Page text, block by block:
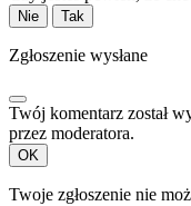
Nie Tak
Zgłoszenie wysłane
Twój komentarz został
przez moderatora.
OK
Twoje zgłoszenie nie